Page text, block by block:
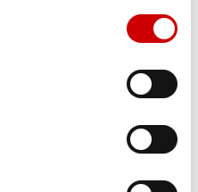
ja ennaltaehkäisystä.
hyödyntämään